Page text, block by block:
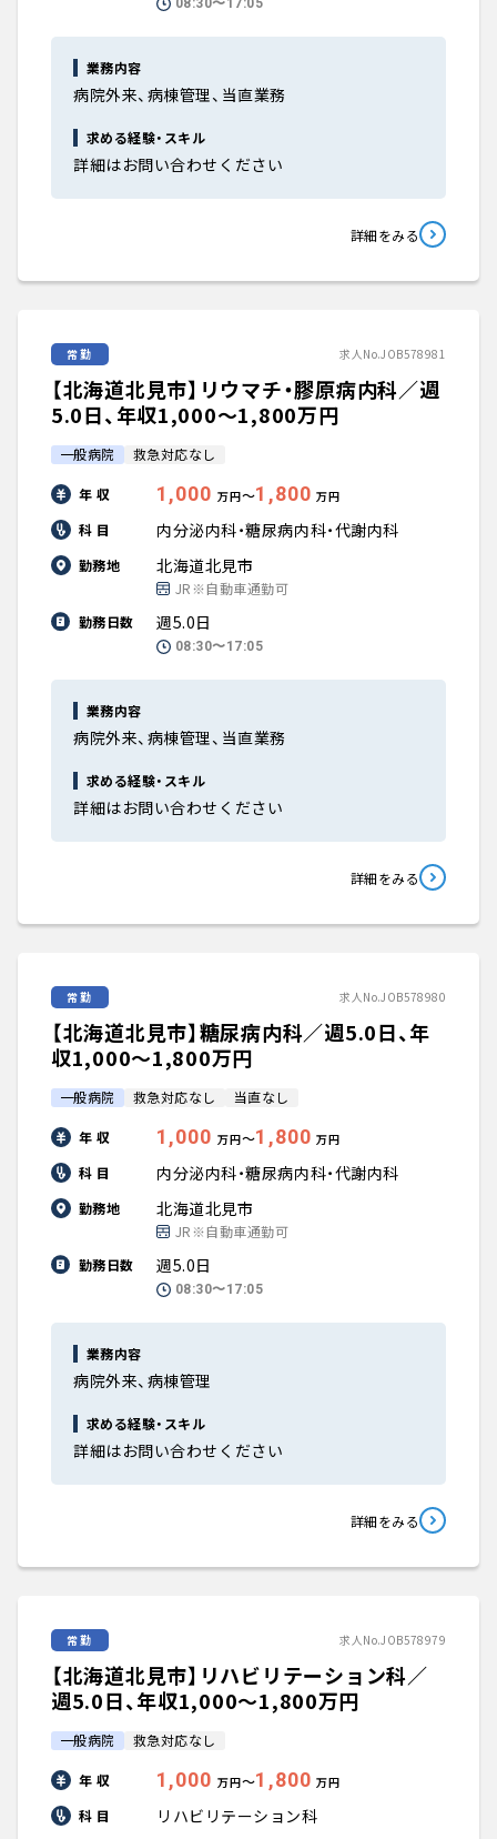
08:30〜17:05
業務内容
病院外来、病棟管理、当直業務
求める経験・スキル
詳細はお問い合わせください
詳細をみる
常勤 求人No.JOB578981
【北海道北見市】リウマチ・膠原病内科／週
5.0日、年収1,000〜1,800万円
一般病院 救急対応なし
年 収 1,000 万円〜1,800 万円
科 目 内分泌内科・糖尿病内科・代謝内科
勤務地 北海道北見市
JR※自動車通勤可
勤務日数
週5.0日
08:30〜17:05
業務内容
病院外来、病棟管理、当直業務
求める経験・スキル
詳細はお問い合わせください
詳細をみる
常勤 求人No.JOB578980
【北海道北見市】糖尿病内科／週5.0日、年
収1,000〜1,800万円
一般病院 救急対応なし 当直なし
年 収 1,000 万円〜1,800 万円
科 目 内分泌内科・糖尿病内科・代謝内科
勤務地 北海道北見市
JR※自動車通勤可
勤務日数
週5.0日
08:30〜17:05
業務内容
病院外来、病棟管理
求める経験・スキル
詳細はお問い合わせください
詳細をみる
常勤 求人No.JOB578979
【北海道北見市】リハビリテーション科／
週5.0日、年収1,000〜1,800万円
一般病院 救急対応なし
年 収 1,000 万円〜1,800 万円
科 目 リハビリテーション科